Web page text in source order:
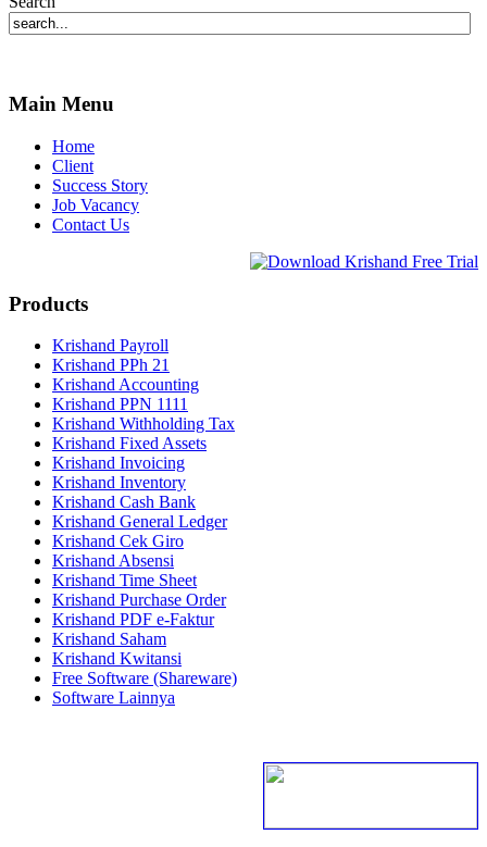
Main Menu
Home
Client
Success Story
Job Vacancy
Contact Us
Products
Krishand Payroll
Krishand PPh 21
Krishand Accounting
Krishand PPN 1111
Krishand Withholding Tax
Krishand Fixed Assets
Krishand Invoicing
Krishand Inventory
Krishand Cash Bank
Krishand General Ledger
Krishand Cek Giro
Krishand Absensi
Krishand Time Sheet
Krishand Purchase Order
Krishand PDF e-Faktur
Krishand Saham
Krishand Kwitansi
Free Software (Shareware)
Software Lainnya